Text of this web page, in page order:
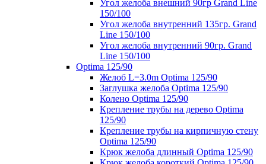
Угол желоба внешний 90гр Grand Line
150/100
Угол желоба внутренний 135гр. Grand
Line 150/100
Угол желоба внутренний 90гр. Grand
Line 150/100
Optima 125/90
Желоб L=3.0m Optima 125/90
Заглушка желоба Optima 125/90
Колено Optima 125/90
Крепление трубы на дерево Optima
125/90
Крепление трубы на кирпичную стену
Optima 125/90
Крюк желоба длинный Optima 125/90